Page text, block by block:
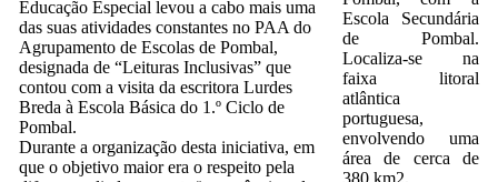
Educação Especial levou a cabo mais uma
das suas atividades constantes no PAA do
Agrupamento de Escolas de Pombal,
designada de “Leituras Inclusivas” que
contou com a visita da escritora Lurdes
Breda à Escola Básica do 1.º Ciclo de
Pombal.
Durante a organização desta iniciativa, em
que o objetivo maior era o respeito pela
Escola Secundária
de Pombal.
Localiza-se na
faixa litoral
atlântica
portuguesa,
envolvendo uma
área de cerca de
380 km2.